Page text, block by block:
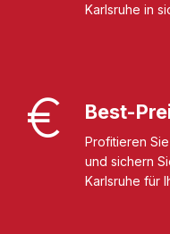
Karlsruhe in
Best-
Profitieren
und sichern
Karlsruhe für